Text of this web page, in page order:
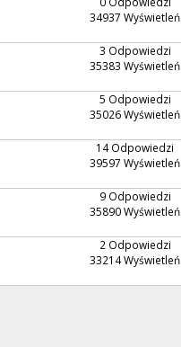
34937 Wyświetleń
3 Odpowiedzi
35383 Wyświetleń
5 Odpowiedzi
35026 Wyświetleń
14 Odpowiedzi
39597 Wyświetleń
9 Odpowiedzi
35890 Wyświetleń
2 Odpowiedzi
33214 Wyświetleń